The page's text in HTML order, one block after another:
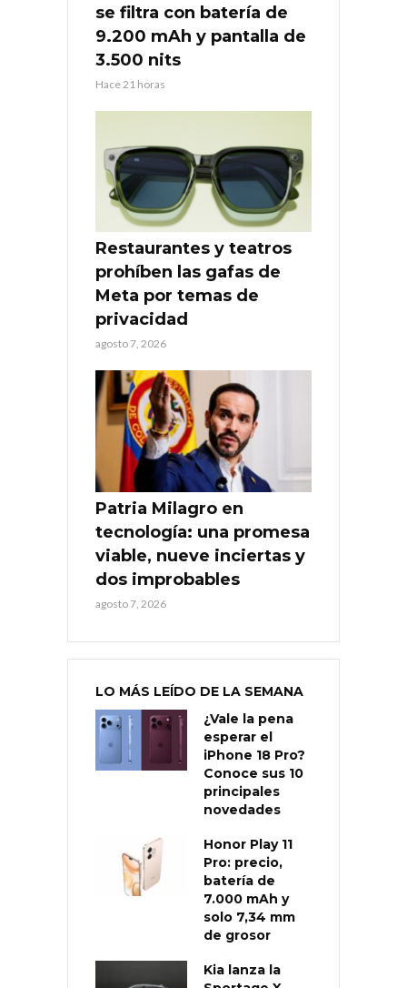
se filtra con batería de
9.200 mAh y pantalla de
3.500 nits
Hace 21 horas
Restaurantes y teatros
prohíben las gafas de
Meta por temas de
privacidad
agosto 7, 2026
Patria Milagro en
tecnología: una promesa
viable, nueve inciertas y
dos improbables
agosto 7, 2026
LO MÁS LEÍDO DE LA SEMANA
¿Vale la pena
esperar el
iPhone 18 Pro?
Conoce sus 10
principales
novedades
Honor Play 11
Pro: precio,
batería de
7.000 mAh y
solo 7,34 mm
de grosor
Kia lanza la